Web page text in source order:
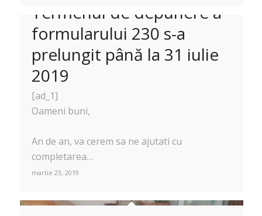
Termenul de depunere a
formularului 230 s-a
prelungit până la 31 iulie
2019
[ad_1]
Oameni buni,
An de an, va cerem sa ne ajutati cu
completarea…
martie 23, 2019